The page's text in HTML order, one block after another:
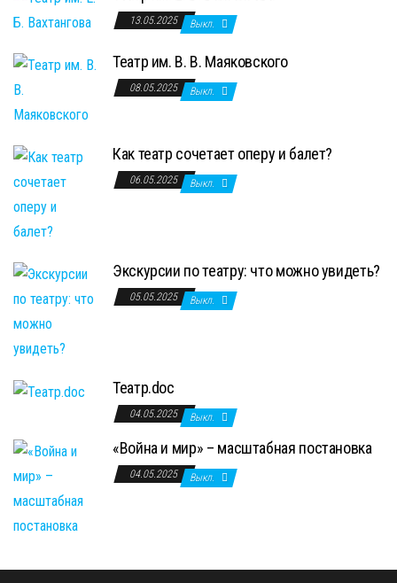
13.05.2025 Выкл.
Театр им. В. В. Маяковского
08.05.2025 Выкл.
Как театр сочетает оперу и балет?
06.05.2025 Выкл.
Экскурсии по театру: что можно увидеть?
05.05.2025 Выкл.
Театр.doc
04.05.2025 Выкл.
«Война и мир» – масштабная постановка
04.05.2025 Выкл.